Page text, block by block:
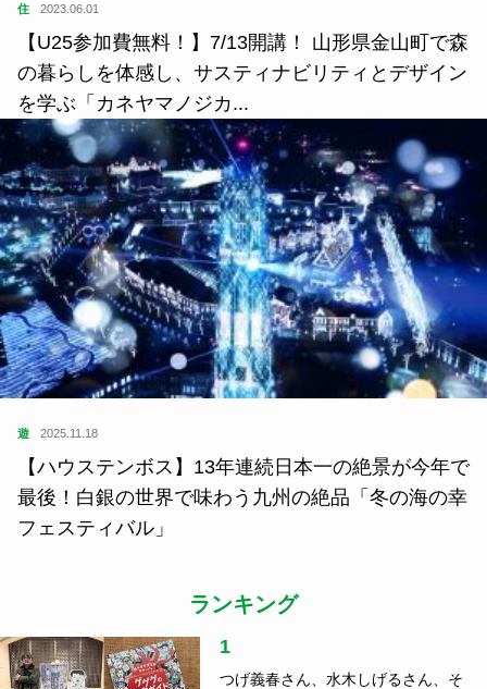
住 2023.06.01
【U25参加費無料！】7/13開講！ 山形県金山町で森
の暮らしを体感し、サスティナビリティとデザイン
を学ぶ「カネヤマノジカ...
遊 2025.11.18
【ハウステンボス】13年連続日本一の絶景が今年で
最後！白銀の世界で味わう九州の絶品「冬の海の幸
フェスティバル」
ランキング
1
つげ義春さん、水木しげるさん、そ